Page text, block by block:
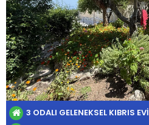
3 ODALI GELENEKSEL KIBRIS EVI